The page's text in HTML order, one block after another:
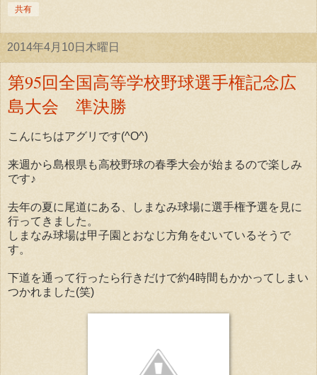
共有
2014年4月10日木曜日
第95回全国高等学校野球選手権記念広
島大会 準決勝
こんにちはアグリです(^O^)
来週から島根県も高校野球の春季大会が始まるので楽しみ
です♪
去年の夏に尾道にある、しまなみ球場に選手権予選を見に
行ってきました。
しまなみ球場は甲子園とおなじ方角をむいているそうで
す。
下道を通って行ったら行きだけで約4時間もかかってしまい
つかれました(笑)